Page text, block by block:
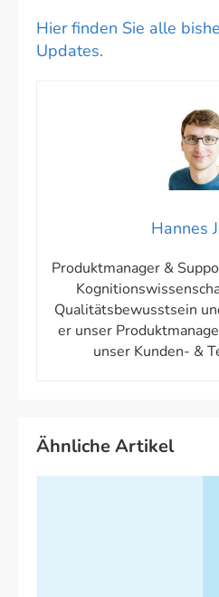
Hier finden Sie alle
Updates.
Hannes
Produktmanager &
Qualitätsbewusstsein
er unser
unser Kunden- &
Ähnliche Artikel